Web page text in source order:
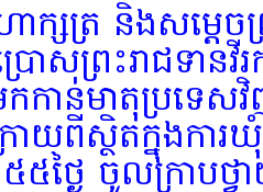
ក្សត្រ និងសម្តេច
ោសព្រះរាជទាន
កកាន់មាតុប្រទ
ោយពីស្ថិតក្នុងកា
ងៃ ចូលក្រាបថ្វ